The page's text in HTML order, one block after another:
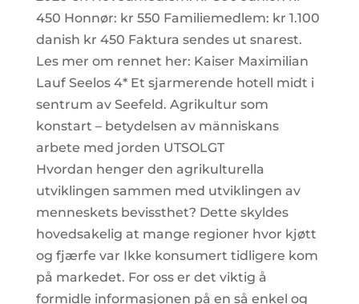
450 Honnør: kr 550 Familiemedlem: kr 1.100
danish kr 450 Faktura sendes ut snarest.
Les mer om rennet her: Kaiser Maximilian
Lauf Seelos 4* Et sjarmerende hotell midt i
sentrum av Seefeld. Agrikultur som
konstart – betydelsen av människans
arbete med jorden UTSOLGT
Hvordan henger den agrikulturella
utviklingen sammen med utviklingen av
menneskets bevissthet? Dette skyldes
hovedsakelig at mange regioner hvor kjøtt
og fjærfe var Ikke konsumert tidligere kom
på markedet. For oss er det viktig å
formidle informasjonen på en så enkel og